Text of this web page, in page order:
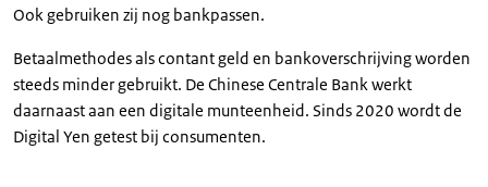
Ook gebruiken zij nog bankpassen.
Betaalmethodes als contant geld en bankoverschrijving worden
steeds minder gebruikt. De Chinese Centrale Bank werkt
daarnaast aan een digitale munteenheid. Sinds 2020 wordt de
Digital Yen getest bij consumenten.